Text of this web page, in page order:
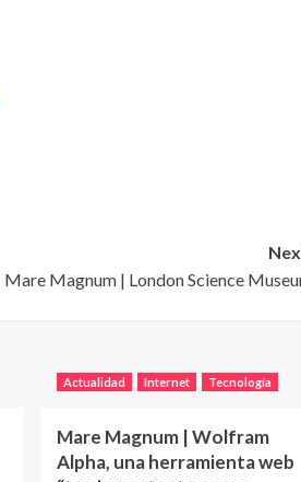
Mare Magnum | London Science
Actualidad Internet Tecnología
Mare Magnum | Wolfram
Alpha, una herramienta web